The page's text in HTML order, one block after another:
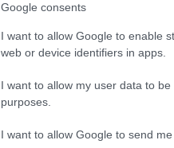
Google consents
I want to allow Google to enable
web or device identifiers in apps.
I want to allow my user data to
purposes.
I want to allow Google to send